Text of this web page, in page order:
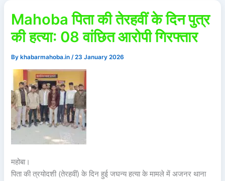
Mahoba पिता की तेरहवीं के दिन पुत्र
की हत्या: 08 वांछित आरोपी गिरफ्तार
By khabarmahoba.in/23 January 2026
महोबा।
पिता की त्रयोदशी (तेरहवीं) के दिन हुई जघन्य हत्या के मामले में अजनर थाना